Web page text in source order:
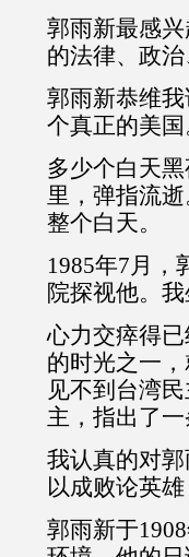
郭雨新最感
的法律、政
郭雨新恭维
个真正的美国
多少个白天
里，弹指流
整个白天。
1985年7月，
院探视他。
心力交瘁得
的时光之一
见不到台湾
主，指出了一
我认真的对
以成败论英
郭雨新于